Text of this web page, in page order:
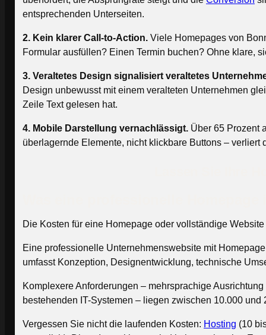
entsprechenden Unterseiten.
2. Kein klarer Call-to-Action. Viele Homepages von
Formular ausfüllen? Einen Termin buchen? Ohne klare,
3. Veraltetes Design signalisiert veraltetes
Design unbewusst mit einem veralteten Unternehmen
Zeile Text gelesen hat.
4. Mobile Darstellung vernachlässigt. Über 65 Prozent
überlagernde Elemente, nicht klickbare Buttons –
Die Kosten für eine Homepage oder vollständige
Eine professionelle Unternehmenswebsite mit
umfasst Konzeption, Designentwicklung, technische
Komplexere Anforderungen – mehrsprachige
bestehenden IT-Systemen – liegen zwischen 10.000
Vergessen Sie nicht die laufenden Kosten: Hosting (10